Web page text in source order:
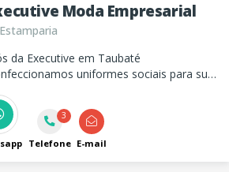
Moda Empresarial
da Executive em Taubaté
uniformes sociais para sua
3
Telefone E-mail